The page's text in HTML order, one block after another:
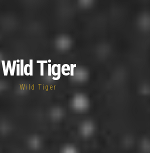
Wild Tiger
Wild Tiger